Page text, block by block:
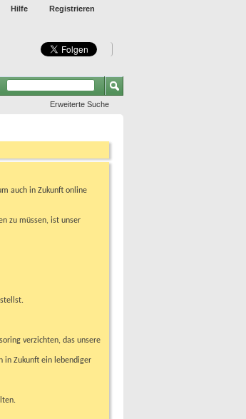
Registrieren
Hilfe
Erweiterte Suche
auch in Zukunft online
zu müssen, ist unser
verzichten, das unsere
in Zukunft ein lebendiger